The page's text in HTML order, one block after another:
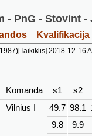
- PnG - Stovint -
Kvalifikacija
2018-12-16
Komanda s1
s2
Vilnius I 49.7 98.1
9.8
9.9